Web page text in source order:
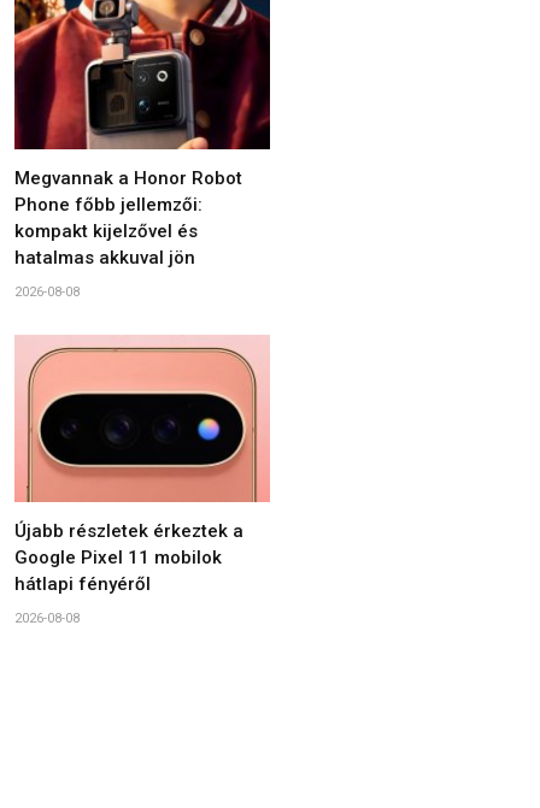
Megvannak a Honor Robot
Phone főbb jellemzői:
kompakt kijelzővel és
hatalmas akkuval jön
2026-08-08
Újabb részletek érkeztek a
Google Pixel 11 mobilok
hátlapi fényéről
2026-08-08